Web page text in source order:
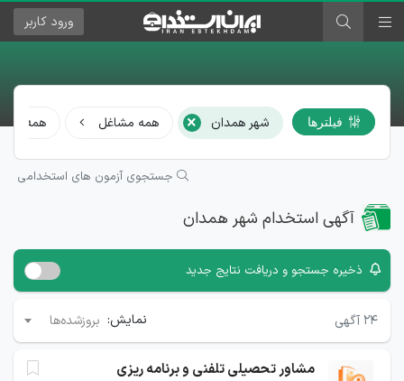
ورود کاربر
فیلترها شهر همدان × همه مشاغل همه
جستجوی آزمون های استخدامی
آگهی استخدام شهر همدان
ذخیره جستجو و دریافت نتایج جدید
۲۴ آگهی نمایش: بروزشده‌ها
مشاور تحصیلی تلفنی و برنامه ریزی